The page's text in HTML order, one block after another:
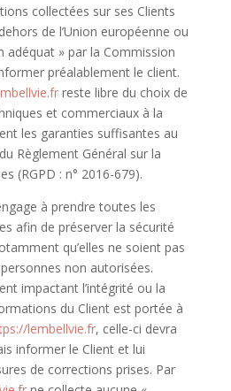
collectées sur ses Clients
de l’Union européenne ou
adéquat » par la Commission
préalablement le client.
reste libre du choix de
et commerciaux à la
les garanties suffisantes au
Règlement Général sur la
(RGPD : n° 2016-679).
à prendre toutes les
afin de préserver la sécurité
qu’elles ne soient pas
non autorisées.
impactant l’intégrité ou la
du Client est portée à
lembellvie.fr, celle-ci devra
informer le Client et lui
de corrections prises. Par